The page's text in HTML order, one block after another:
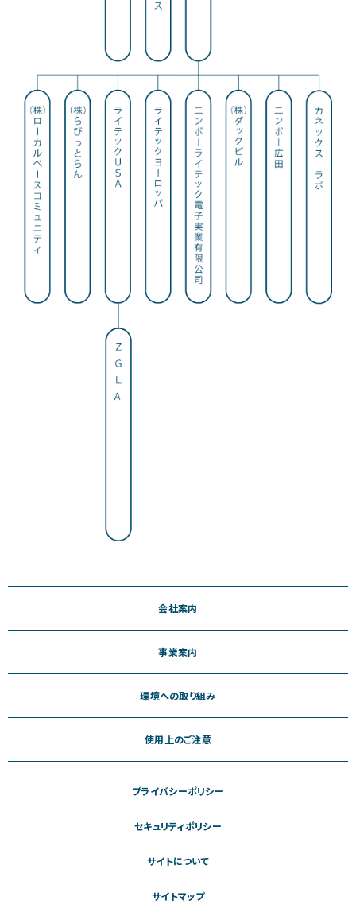
会社案内
事業案内
環境への取り組み
使用上のご注意
プライバシーポリシー
セキュリティポリシー
サイトについて
サイトマップ